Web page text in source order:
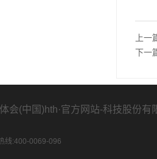
上一
下一
会(中国)hth·官方网站-科技股份有
线:400-0069-096